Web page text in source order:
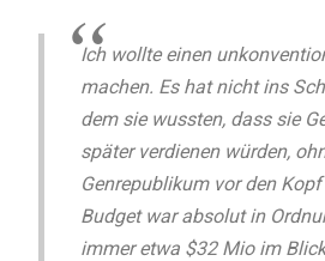
Ich wollte einen
machen. Es hat nicht ins
dem sie wussten, dass sie
später verdienen würden,
Genrepublikum vor den
Budget war absolut in
immer etwa $32 Mio im